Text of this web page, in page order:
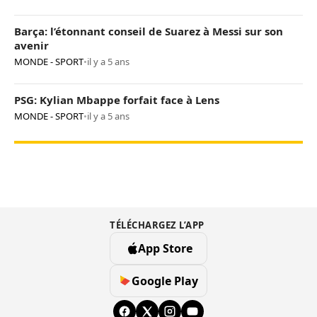
Barça: l’étonnant conseil de Suarez à Messi sur son
avenir
MONDE - SPORT•il y a 5 ans
PSG: Kylian Mbappe forfait face à Lens
MONDE - SPORT•il y a 5 ans
TÉLÉCHARGEZ L’APP
App Store
Google Play